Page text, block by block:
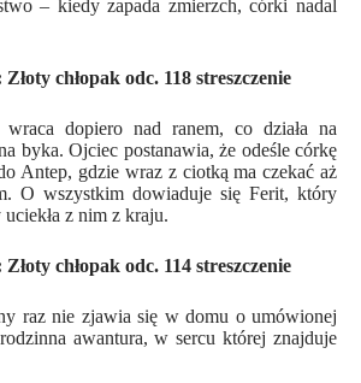
– kiedy zapada zmierzch, córki nadal
Złoty chłopak odc. 118 streszczenie
wraca dopiero nad ranem, co działa na
byka. Ojciec postanawia, że odeśle córkę
Antep, gdzie wraz z ciotką ma czekać aż
O wszystkim dowiaduje się Ferit, który
z nim z kraju.
Złoty chłopak odc. 114 streszczenie
raz nie zjawia się w domu o umówionej
awantura, w sercu której znajduje